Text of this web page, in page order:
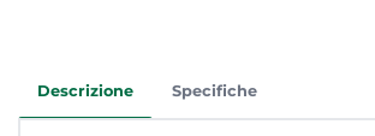
Descrizione Specifiche